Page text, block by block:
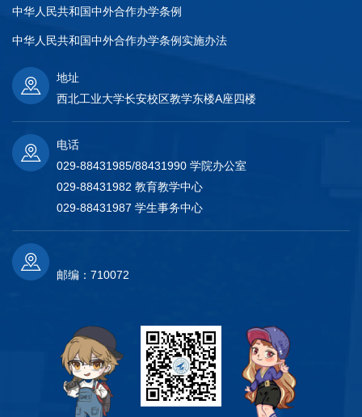
中华人民共和国中外合作办学条例
中华人民共和国中外合作办学条例实施办法
地址
西北工业大学长安校区教学东楼A座四楼
电话
029-88431985/88431990 学院办公室
029-88431982 教育教学中心
029-88431987 学生事务中心
邮编：710072